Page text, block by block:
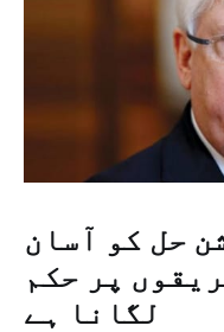
حل کو آسان
پر حکم
لگانا ہے